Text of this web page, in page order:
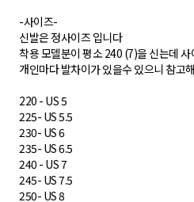
-사이즈-
신발은 정사이즈 입니다
착용 모델분이 평소 240 (7)을 신는데
개인마다 발차이가 있을수 있으니 참고
220 - US 5
225- US 5.5
230- US 6
235- US 6.5
240 - US 7
245- US 7.5
250- US 8